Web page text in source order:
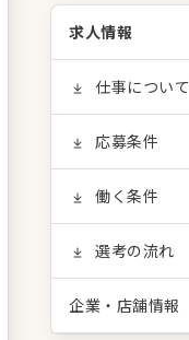
求人情報
仕事について
応募条件
働く条件
選考の流れ
企業・店舗情報